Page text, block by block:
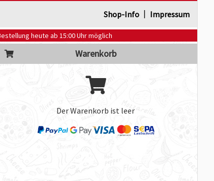
Shop-Info | Impressum
heute ab 15:00 Uhr möglich
Warenkorb
Der Warenkorb ist leer